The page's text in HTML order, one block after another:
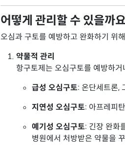
어떻게 관리할 수 있을까
오심과 구토를 예방하고 완화하기 위
약물적 관리
항구토제는 오심구토를 예방하
급성 오심구토: 온단세트론,
지연성 오심구토: 아프레피
예기성 오심구토: 긴장 완화
병원에서 처방받은 약물을